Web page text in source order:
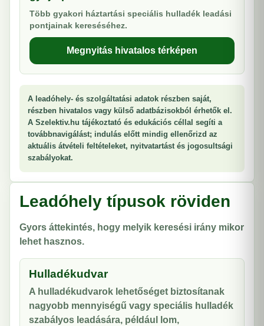
Több gyakori háztartási speciális hulladék leadási
pontjainak kereséséhez.
Megnyitás hivatalos térképen
A leadóhely- és szolgáltatási adatok részben saját,
részben hivatalos vagy külső adatbázisokból érhetők el.
A Szelektiv.hu tájékoztató és edukációs céllal segíti a
továbbnavigálást; indulás előtt mindig ellenőrizd az
aktuális átvételi feltételeket, nyitvatartást és jogosultsági
szabályokat.
Leadóhely típusok röviden
Gyors áttekintés, hogy melyik keresési irány mikor
lehet hasznos.
Hulladékudvar
A hulladékudvarok lehetőséget biztosítanak
nagyobb mennyiségű vagy speciális hulladék
szabályos leadására, például lom,